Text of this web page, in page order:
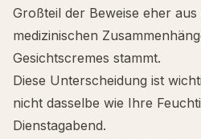
Großteil der Beweise eher
medizinischen
Gesichtscremes stammt.
Diese Unterscheidung ist
nicht dasselbe wie Ihre
Dienstagabend.